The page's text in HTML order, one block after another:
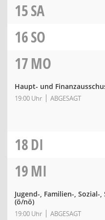
15SA
16SO
17MO
Haupt- und
19:00 Uhr ABGESAGT
18DI
19MI
Jugend-, Familien-,
(ö/nö)
19:00 Uhr ABGESAGT